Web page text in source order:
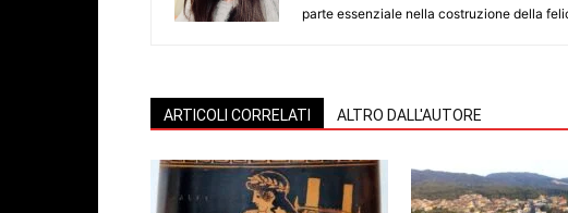
parte essenziale nella costruzione della
ARTICOLI CORRELATI ALTRO DALL'AUTORE